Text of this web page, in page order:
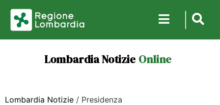
Lombardia Notizie Online
Lombardia Notizie / Presidenza